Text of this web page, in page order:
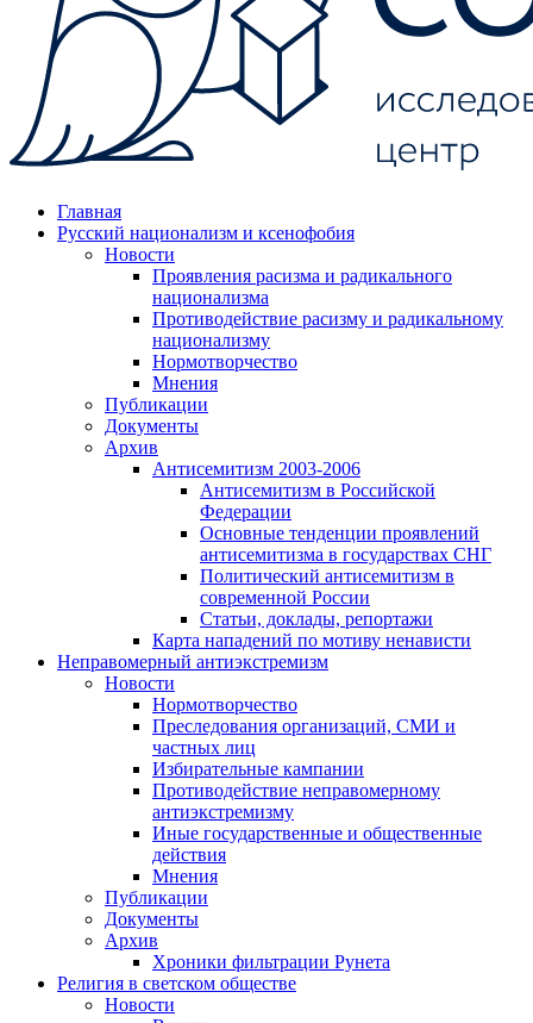
Главная
Русский национализм и ксенофобия
Новости
Проявления расизма и радикального
национализма
Противодействие расизму и радикальному
национализму
Нормотворчество
Мнения
Публикации
Документы
Архив
Антисемитизм 2003-2006
Антисемитизм в Российской
Федерации
Основные тенденции проявлений
антисемитизма в государствах СНГ
Политический антисемитизм в
современной России
Статьи, доклады, репортажи
Карта нападений по мотиву ненависти
Неправомерный антиэкстремизм
Новости
Нормотворчество
Преследования организаций, СМИ и
частных лиц
Избирательные кампании
Противодействие неправомерному
антиэкстремизму
Иные государственные и общественные
действия
Мнения
Публикации
Документы
Архив
Хроники фильтрации Рунета
Религия в светском обществе
Новости